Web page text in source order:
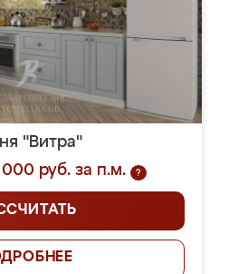
"Витра"
руб. за п.м.
?